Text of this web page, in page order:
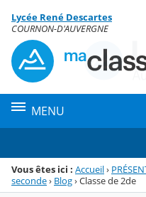
Menu de la rubrique
Contenu
Lycée René Descartes
COURNON-D'AUVERGNE
MENU
Vous êtes ici : Accueil›
seconde› Blog›Classe de 2de